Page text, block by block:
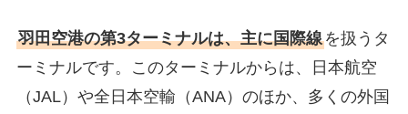
羽田空港の第3ターミナルは、主に国際線を扱うタ
ーミナルです。このターミナルからは、日本航空
（JAL）や全日本空輸（ANA）のほか、多くの外国